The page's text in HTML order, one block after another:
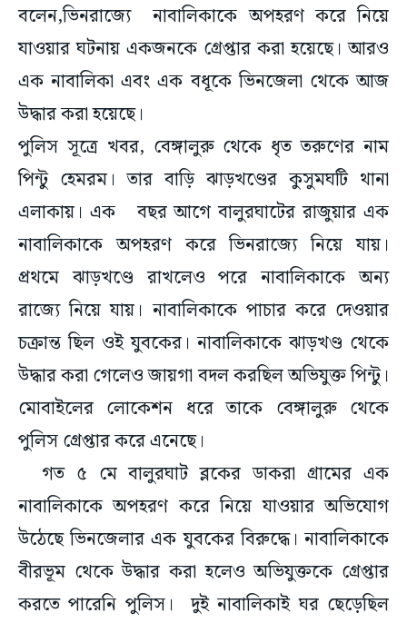
বলেন,ভিনরাজ্যে নাবালিকাকে অপহরণ করে নিয়ে
যাওয়ার ঘটনায় একজনকে গ্রেপ্তার করা হয়েছে। আরও
এক নাবালিকা এবং এক বধূকে ভিনজেলা থেকে আজ
উদ্ধার করা হয়েছে।
পুলিস সূত্রে খবর, বেঙ্গালুরু থেকে ধৃত তরুণের নাম
পিন্টু হেমরম। তার বাড়ি ঝাড়খণ্ডের কুসুমঘটি থানা
এলাকায়। এক বছর আগে বালুরঘাটের রাজুয়ার এক
নাবালিকাকে অপহরণ করে ভিনরাজ্যে নিয়ে যায়।
প্রথমে ঝাড়খণ্ডে রাখলেও পরে নাবালিকাকে অন্য
রাজ্যে নিয়ে যায়। নাবালিকাকে পাচার করে দেওয়ার
চক্রান্ত ছিল ওই যুবকের। নাবালিকাকে ঝাড়খণ্ড থেকে
উদ্ধার করা গেলেও জায়গা বদল করছিল অভিযুক্ত পিন্টু।
মোবাইলের লোকেশন ধরে তাকে বেঙ্গালুরু থেকে
পুলিস গ্রেপ্তার করে এনেছে।
গত ৫ মে বালুরঘাট ব্লকের ডাকরা গ্রামের এক
নাবালিকাকে অপহরণ করে নিয়ে যাওয়ার অভিযোগ
উঠেছে ভিনজেলার এক যুবকের বিরুদ্ধে। নাবালিকাকে
বীরভূম থেকে উদ্ধার করা হলেও অভিযুক্তকে গ্রেপ্তার
করতে পারেনি পুলিস। দুই নাবালিকাই ঘর ছেড়েছিল